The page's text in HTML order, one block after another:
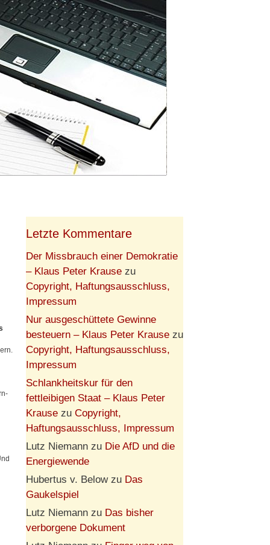
Letzte Kommentare
Der Missbrauch einer Demokratie
– Klaus Peter Krause zu
Copyright, Haftungsausschluss,
Impressum
Nur ausgeschüttete Gewinne
besteuern – Klaus Peter Krause zu
Copyright, Haftungsausschluss,
Impressum
Schlankheitskur für den
fettleibigen Staat – Klaus Peter
Krause zu Copyright,
Haftungsausschluss, Impressum
Lutz Niemann zu Die AfD und die
Energiewende
Hubertus v. Belowzu Das
Gaukelspiel
Lutz Niemann zu Das bisher
verborgene Dokument